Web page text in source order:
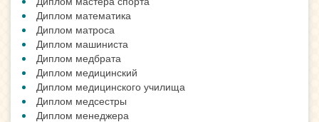
Диплом математика
Диплом матроса
Диплом машиниста
Диплом медбрата
Диплом медицинский
Диплом медицинского училища
Диплом медсестры
Диплом менеджера